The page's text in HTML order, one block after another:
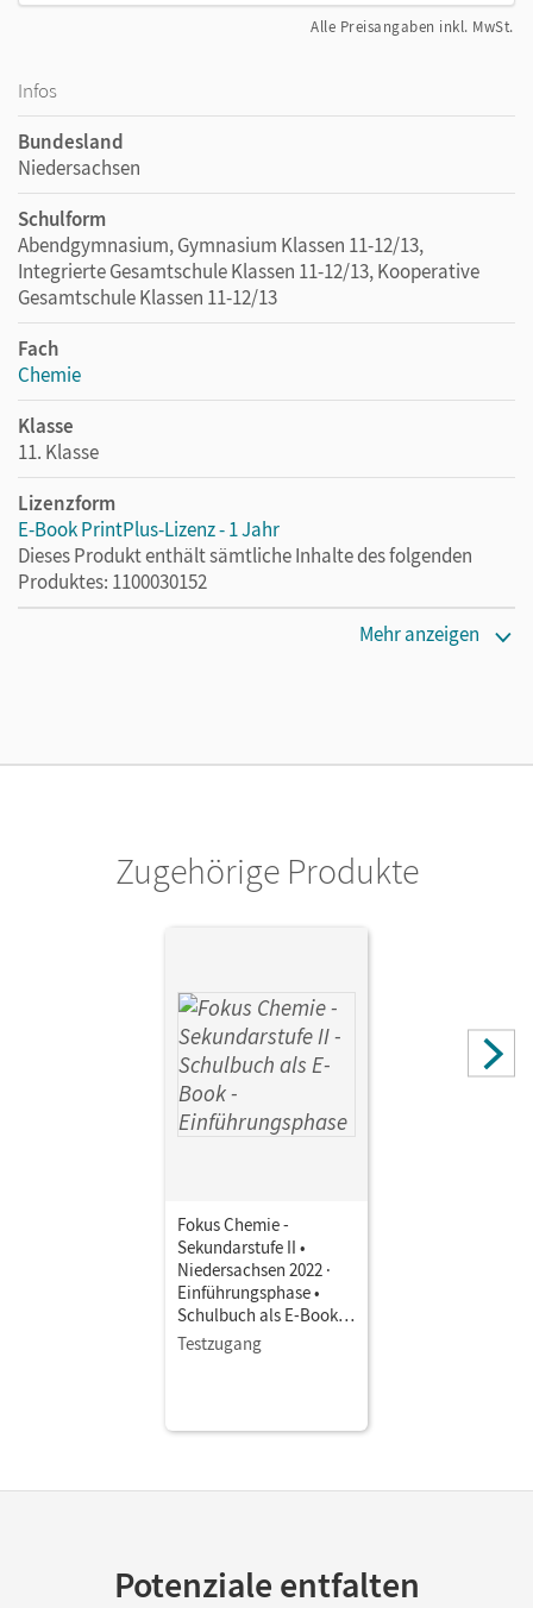
Alle Preisangaben inkl. MwSt.
Infos
Bundesland
Niedersachsen
Schulform
Abendgymnasium, Gymnasium Klassen 11-12/13,
Integrierte Gesamtschule Klassen 11-12/13, Kooperative
Gesamtschule Klassen 11-12/13
Fach
Chemie
Klasse
11. Klasse
Lizenzform
E-Book PrintPlus-Lizenz - 1 Jahr
Dieses Produkt enthält sämtliche Inhalte des folgenden
Produktes: 1100030152
ein Jahr lang ergänzend zum Print-Titel nutzen möchten.
Cornelsen Verlag
Mehr anzeigen
Zugehörige Produkte
Fokus Chemie -
Sekundarstufe II •
Niedersachsen 2022 ·
Einführungsphase •
Schulbuch als E-Book
Mit Medien
Testzugang
Potenziale entfalten